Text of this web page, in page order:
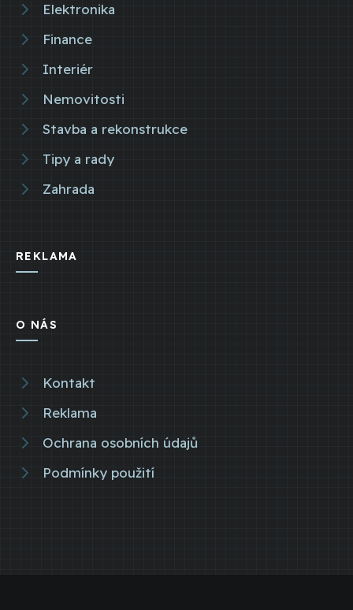
Elektronika
Finance
Interiér
Nemovitosti
Stavba a rekonstrukce
Tipy a rady
Zahrada
REKLAMA
O NÁS
Kontakt
Reklama
Ochrana osobních údajů
Podmínky použití